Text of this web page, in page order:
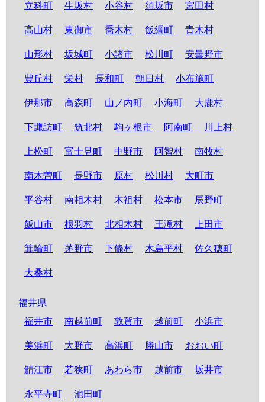
立科町 生坂村 小谷村 須坂市 宮田村
高山村 東御市 喬木村 飯綱町 青木村
山形村 坂城町 小諸市 松川町 安曇野市
豊丘村 栄村 長和町 朝日村 小布施町
伊那市 高森町 山ノ内町 小海町 大鹿村
下諏訪町 筑北村 駒ヶ根市 阿南町 川上村
上松町 富士見町 中野市 阿智村 南牧村
南木曽町 長野市 原村 松川村 大町市
平谷村 南相木村 木祖村 松本市 辰野町
飯山市 根羽村 北相木村 王滝村 上田市
箕輪町 茅野市 下條村 木島平村 佐久穂町
大桑村
福井県
福井市
南越前町 敦賀市 越前町 小浜市
美浜町 大野市 高浜町 勝山市 おおい町
鯖江市 若狭町 あわら市 越前市 坂井市
永平寺町 池田町